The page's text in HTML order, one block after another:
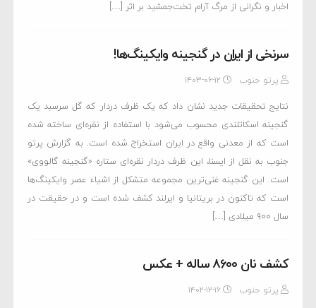
اخبار و نگرانی از مرگ آرام تخت‌جمشید بر اثر […]
سرنخی از ایران در گنجینه وایکینگ‌ها!
پرتو جنوب ۱۴۰۳-۰۶-۱۲
نتایج تحقیقات جدید نشان داد که یک ظرف دردار که گل سرسبد یک
گنجینه اسکاتلندی محسوب می‌شود با استفاده از نقره‌ای ساخته شده
است که از معدنی واقع در ایران استخراج شده است. به گزارش پرتو
جنوب به نقل از ایسنا، این ظرف دردار نقره‌ای ستاره «گنجینه گالووی»
است. این گنجینه غنی‌ترین مجموعه متشکل از اشیاء عصر وایکینگ‌ها
است که تاکنون در بریتانیا و ایرلند کشف شده است و در حقیقت در
سال ۹۰۰ میلادی […]
کشف نان ۸۶۰۰ ساله + عکس
پرتو جنوب ۱۴۰۲-۱۲-۱۶